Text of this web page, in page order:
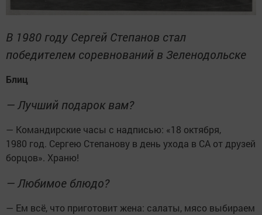
В 1980 году Сергей Степанов стал
победителем соревнований в Зеленодольске
Блиц
— Лучший подарок вам?
— Командирские часы с надписью: «18 октября,
1980 год. Сергею Степанову в день ухода в СА от друзей
борцов». Храню!
— Любимое блюдо?
— Ем всё, что приготовит жена: салаты, мясо выбираем